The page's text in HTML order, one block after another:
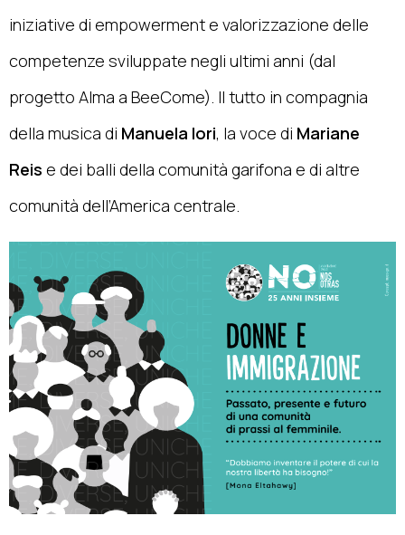
iniziative di empowerment e valorizzazione delle
competenze sviluppate negli ultimi anni (dal
progetto Alma a BeeCome). Il tutto in compagnia
della musica di Manuela Iori, la voce di Mariane
Reis e dei balli della comunità garifona e di altre
comunità dell’America centrale.